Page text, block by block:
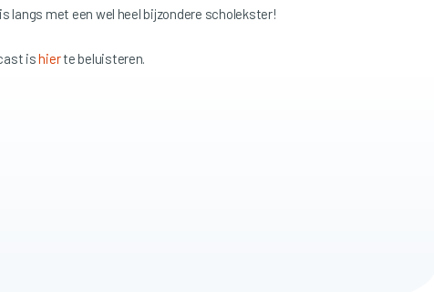
langs met een wel heel bijzondere scholekster!
ishierte beluisteren.